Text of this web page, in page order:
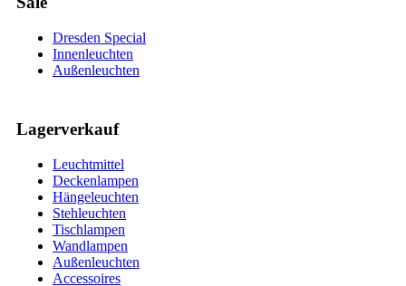
Dresden Special
Innenleuchten
Außenleuchten
Lagerverkauf
Leuchtmittel
Deckenlampen
Hängeleuchten
Stehleuchten
Tischlampen
Wandlampen
Außenleuchten
Accessoires